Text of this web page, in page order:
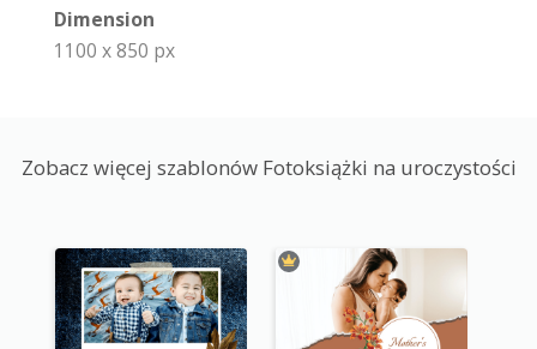
Dimension
1100 x 850 px
Zobacz więcej szablonów Fotoksiążki na uroczystości